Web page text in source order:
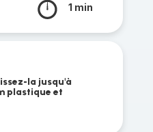
1 min
la jusqu'à
plastique et